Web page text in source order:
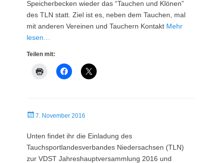
Speicherbecken wieder das “Tauchen und Klönen”
des TLN statt. Ziel ist es, neben dem Tauchen, mal
mit anderen Vereinen und Tauchern Kontakt Mehr
lesen…
Teilen mit:
Veröffentlicht
7. November 2016
Unten findet ihr die Einladung des
Tauchsportlandesverbandes Niedersachsen (TLN)
zur VDST Jahreshauptversammlung 2016 und